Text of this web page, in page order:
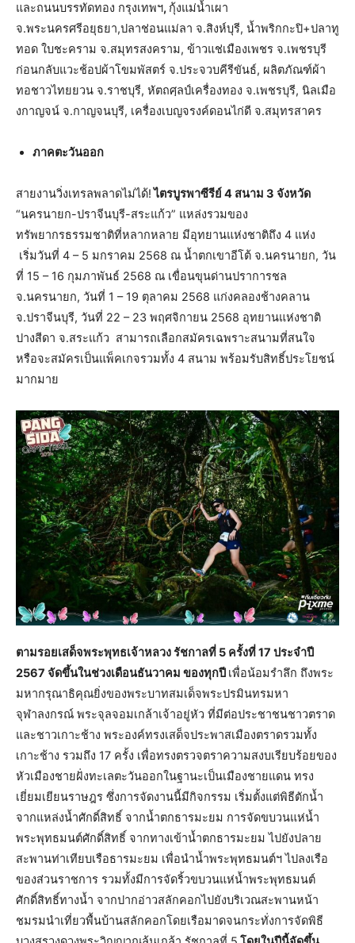
และถนนบรรทัดทอง กรุงเทพฯ, กุ้งแม่น้ำเผา
จ.พระนครศรีอยุธยา,ปลาช่อนแม่ลา จ.สิงห์บุรี, น้ำพริกกะปิ+ปลาทู
ทอด ใบชะคราม จ.สมุทรสงคราม, ข้าวแช่เมืองเพชร จ.เพชรบุรี
ก่อนกลับแวะช้อปผ้าโขมพัสตร์ จ.ประจวบคีรีขันธ์, ผลิตภัณฑ์ผ้า
ทอชาวไทยยวน จ.ราชบุรี, หัตถศฺลป์เครื่องทอง จ.เพชรบุรี, นิลเมือ
งกาญจน์ จ.กาญจนบุรี, เครื่องเบญจรงค์ดอนไก่ดี จ.สมุทรสาคร
ภาคตะวันออก
สายงานวิ่งเทรลพลาดไม่ได้!ไตรบูรพาซีรีย์ 4 สนาม 3 จังหวัด
“นครนายก-ปราจีนบุรี-สระแก้ว” แหล่งรวมของ
ทรัพยากรธรรมชาติที่หลากหลาย มีอุทยานแห่งชาติถึง 4 แห่ง
เริ่มวันที่ 4 – 5 มกราคม 2568 ณ น้ำตกเขาอีโต้ จ.นครนายก, วัน
ที่ 15 – 16 กุมภาพันธ์ 2568 ณ เขื่อนขุนด่านปราการชล
จ.นครนายก, วันที่ 1 – 19 ตุลาคม 2568 แก่งคลองช้างคลาน
จ.ปราจีนบุรี, วันที่ 22 – 23 พฤศจิกายน 2568 อุทยานแห่งชาติ
ปางสีดา จ.สระแก้ว สามารถเลือกสมัครเฉพราะสนามที่สนใจ
หรือจะสมัครเป็นแพ็คเกจรวมทั้ง 4 สนาม พร้อมรับสิทธิ์ประโยชน์
มากมาย
ตามรอยเสด็จพระพุทธเจ้าหลวง รัชกาลที่ 5 ครั้งที่ 17 ประจำปี
2567 จัดขึ้นในช่วงเดือนธันวาคม ของทุกปี เพื่อน้อมรำลึก ถึงพระ
มหากรุณาธิคุณยิ่งของพระบาทสมเด็จพระปรมินทรมหา
จุฬาลงกรณ์ พระจุลจอมเกล้าเจ้าอยู่หัว ที่มีต่อประชาชนชาวตราด
และชาวเกาะช้าง พระองค์ทรงเสด็จประพาสเมืองตราดรวมทั้ง
เกาะช้าง รวมถึง 17 ครั้ง เพื่อทรงตรวจตราความสงบเรียบร้อยของ
หัวเมืองชายฝั่งทะเลตะวันออกในฐานะเป็นเมืองชายแดน ทรง
เยี่ยมเยียนราษฎร ซึ่งการจัดงานนี้มีกิจกรรม เริ่มตั้งแต่พิธีตักน้ำ
จากแหล่งน้ำศักดิ์สิทธิ์ จากน้ำตกธารมะยม การจัดขบวนแห่น้ำ
พระพุทธมนต์ศักดิ์สิทธิ์ จากทางเข้าน้ำตกธารมะยม ไปยังปลาย
สะพานท่าเทียบเรือธารมะยม เพื่อนำน้ำพระพุทธมนต์ฯ ไปลงเรือ
ของส่วนราชการ รวมทั้งมีการจัดริ้วขบวนแห่น้ำพระพุทธมนต์
ศักดิ์สิทธิ์ทางน้ำ จากปากอ่าวสลักคอกไปยังบริเวณสะพานหน้า
ชมรมนำเที่ยวพื้นบ้านสลักคอกโดยเรือมาดจนกระทั่งการจัดพิธี